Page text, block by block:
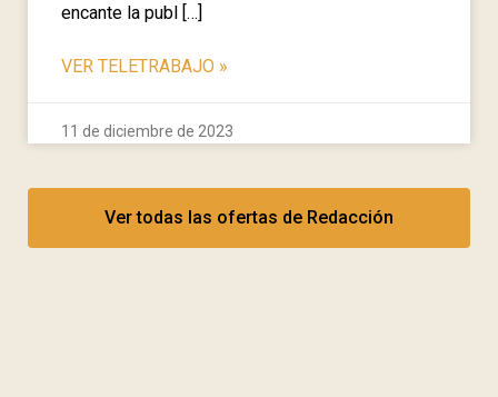
encante la publ […]
VER TELETRABAJO »
11 de diciembre de 2023
Ver todas las ofertas de Redacción